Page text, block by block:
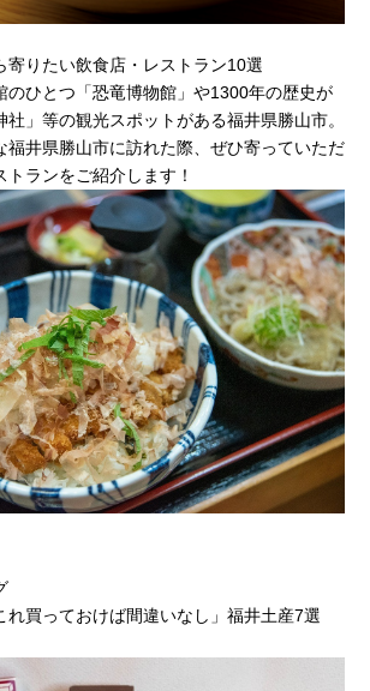
寄りたい飲食店・レストラン10選
のひとつ「恐竜博物館」や1300年の歴史が
」等の観光スポットがある福井県勝山市。
福井県勝山市に訪れた際、ぜひ寄っていただ
トランをご紹介します！
れ買っておけば間違いなし」福井土産7選